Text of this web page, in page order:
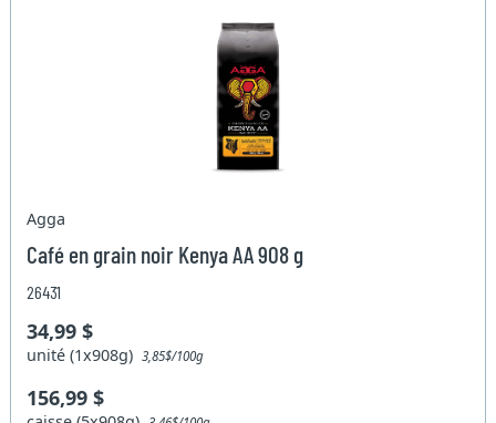
Agga
Café en grain noir Kenya AA 908 g
26431
34,99 $
unité (1x908g)3,85$/100g
156,99 $